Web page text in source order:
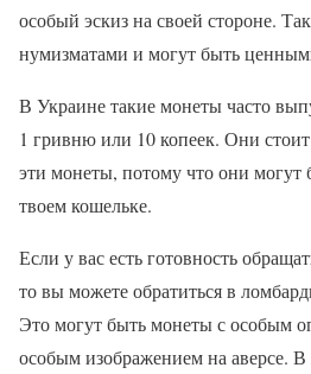
особый эскиз на своей стороне.
нумизматами и могут быть
В Украине такие монеты часто
1 гривню или 10 копеек. Они
эти монеты, потому что они могут
твоем кошельке.
Если у вас есть готовность
то вы можете обратиться в
Это могут быть монеты с особым
особым изображением на аверсе.